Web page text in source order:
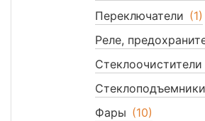
Переключатели (1)
Реле,
Стеклоочистители
Стеклоподъемники
Фары (10)